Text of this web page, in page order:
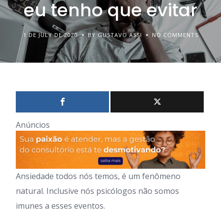
eu tenho que evitar
1 DE JULY DE 2020 BY GUSTAVO ASSI NO COMMENTS
Anúncios
Ansiedade todos nós temos, é um fenômeno
natural. Inclusive nós psicólogos não somos
imunes a esses eventos.